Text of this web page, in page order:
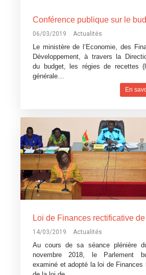
06/03/2019 Actualités
Le ministère de l’Economie, des
Développement, à travers la
du budget, les régies de recettes
générale…
En
14/03/2019 Actualités
Au cours de sa séance plénière
novembre 2018, le Parlement
examiné et adopté la loi de Finances